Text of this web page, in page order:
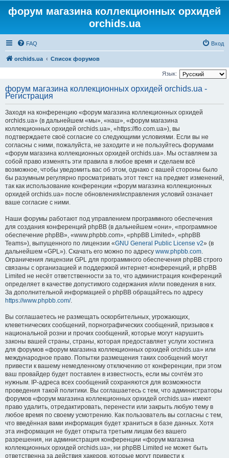
форум магазина коллекционных орхидей
orchids.ua
FAQ Вход
orchids.ua Список форумов
Язык:
форум магазина коллекционных орхидей orchids.ua -
Регистрация
Заходя на конференцию «форум магазина коллекционных орхидей
orchids.ua» (в дальнейшем «мы», «наш», «форум магазина
коллекционных орхидей orchids.ua», «https://flo.com.ua»), вы
подтверждаете своё согласие со следующими условиями. Если вы не
согласны с ними, пожалуйста, не заходите и не пользуйтесь форумами
«форум магазина коллекционных орхидей orchids.ua». Мы оставляем за
собой право изменять эти правила в любое время и сделаем всё
возможное, чтобы уведомить вас об этом, однако с вашей стороны было
бы разумным регулярно просматривать этот текст на предмет изменений,
так как использование конференции «форум магазина коллекционных
орхидей orchids.ua» после обновления/исправления условий означает
ваше согласие с ними.
Наши форумы работают под управлением программного обеспечения
для создания конференций phpBB (в дальнейшем «они», «программное
обеспечение phpBB», «www.phpbb.com», «phpBB Limited», «phpBB
Teams»), выпущенного по лицензии «GNU General Public License v2» (в
дальнейшем «GPL»). Скачать его можно по адресу www.phpbb.com.
Ограничения лицензии GPL для программного обеспечения phpBB строго
связаны с организацией и поддержкой интернет-конференций, и phpBB
Limited не несёт ответственности за то, что администрация конференций
определяет в качестве допустимого содержания и/или поведения в них.
За дополнительной информацией о phpBB обращайтесь по адресу
https://www.phpbb.com/.
Вы соглашаетесь не размещать оскорбительных, угрожающих,
клеветнических сообщений, порнографических сообщений, призывов к
национальной розни и прочих сообщений, которые могут нарушить
законы вашей страны, страны, которая предоставляет услуги хостинга
для форумов «форум магазина коллекционных орхидей orchids.ua» или
международное право. Попытки размещения таких сообщений могут
привести к вашему немедленному отключению от конференции, при этом
ваш провайдер будет поставлен в известность, если мы сочтём это
нужным. IP-адреса всех сообщений сохраняются для возможности
проведения такой политики. Вы соглашаетесь с тем, что администраторы
форумов «форум магазина коллекционных орхидей orchids.ua» имеют
право удалить, отредактировать, перенести или закрыть любую тему в
любое время по своему усмотрению. Как пользователь вы согласны с тем,
что введённая вами информация будет храниться в базе данных. Хотя
эта информация не будет открыта третьим лицам без вашего
разрешения, ни администрация конференции «форум магазина
коллекционных орхидей orchids.ua», ни phpBB Limited не может быть
ответственна за действия хакеров, которые могут привести к